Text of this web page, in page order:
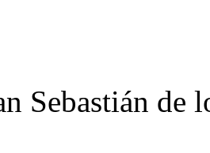
Sebastián de